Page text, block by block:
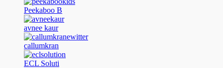
Peekaboo B
avnee kaur
callumkran
ECL Soluti